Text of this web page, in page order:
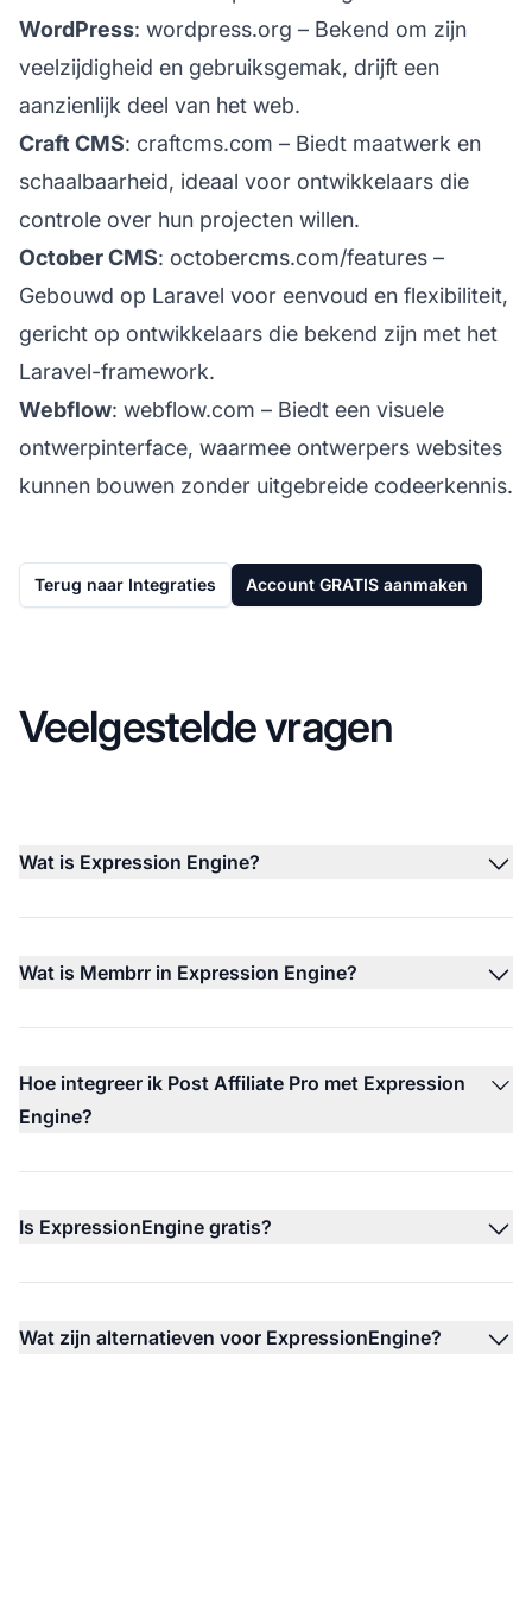
WordPress: wordpress.org – Bekend om zijn
veelzijdigheid en gebruiksgemak, drijft een
aanzienlijk deel van het web.
Craft CMS: craftcms.com – Biedt maatwerk en
schaalbaarheid, ideaal voor ontwikkelaars die
controle over hun projecten willen.
October CMS: octobercms.com/features –
Gebouwd op Laravel voor eenvoud en flexibiliteit,
gericht op ontwikkelaars die bekend zijn met het
Laravel-framework.
Webflow: webflow.com – Biedt een visuele
ontwerpinterface, waarmee ontwerpers websites
kunnen bouwen zonder uitgebreide codeerkennis.
Terug naar Integraties Account GRATIS aanmaken
Veelgestelde vragen
Wat is Expression Engine?
Wat is Membrr in Expression Engine?
Hoe integreer ik Post Affiliate Pro met Expression
Engine?
Is ExpressionEngine gratis?
Wat zijn alternatieven voor ExpressionEngine?